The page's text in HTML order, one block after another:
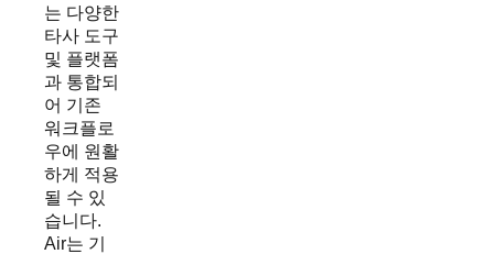
는 다양한
타사 도구
및 플랫폼
과 통합되
어 기존
워크플로
우에 원활
하게 적용
될 수 있
습니다.
Air는 기